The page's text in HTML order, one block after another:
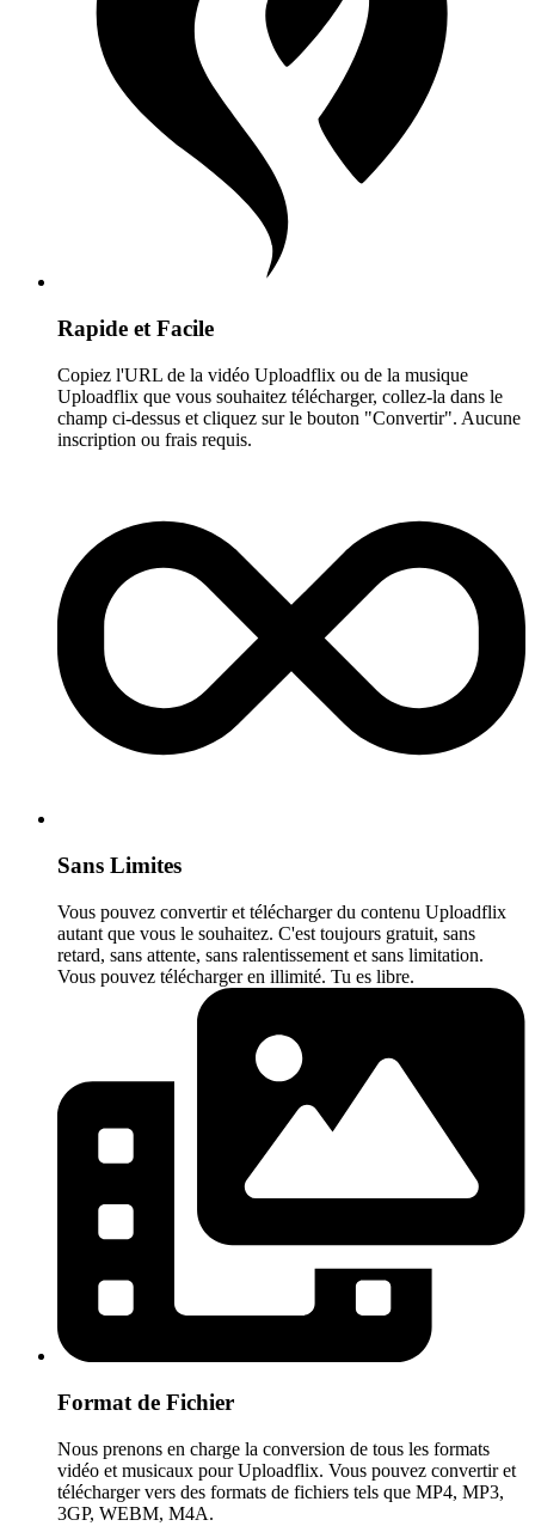
Rapide et Facile
Copiez l'URL de la vidéo Uploadflix ou de la musique
Uploadflix que vous souhaitez télécharger, collez-la dans le
champ ci-dessus et cliquez sur le bouton "Convertir". Aucune
inscription ou frais requis.
Sans Limites
Vous pouvez convertir et télécharger du contenu Uploadflix
autant que vous le souhaitez. C'est toujours gratuit, sans
retard, sans attente, sans ralentissement et sans limitation.
Vous pouvez télécharger en illimité. Tu es libre.
Format de Fichier
Nous prenons en charge la conversion de tous les formats
vidéo et musicaux pour Uploadflix. Vous pouvez convertir et
télécharger vers des formats de fichiers tels que MP4, MP3,
3GP, WEBM, M4A.